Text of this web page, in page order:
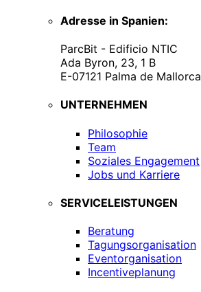
Adresse in Spanien:
ParcBit - Edificio NTIC
Ada Byron, 23, 1 B
E-07121 Palma de Mallorca
UNTERNEHMEN
Philosophie
Team
Soziales Engagement
Jobs und Karriere
SERVICELEISTUNGEN
Beratung
Tagungsorganisation
Eventorganisation
Incentiveplanung